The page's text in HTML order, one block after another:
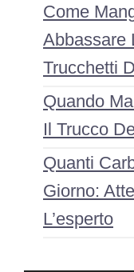
Come
Abbassare
Trucchetti
Quando
Il Trucco
Quanti
Giorno:
L’esperto